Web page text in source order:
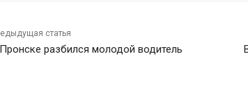
статья
разбился молодой водитель